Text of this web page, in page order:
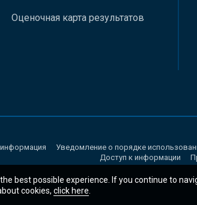
Оценочная карта результатов
Уведомление о порядке
Доступ к информации
best possible experience. If you continue to
cookies, click here